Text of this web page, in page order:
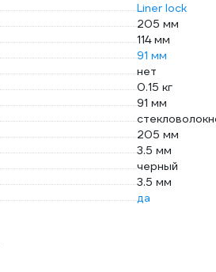
Liner lock
205 мм
114 мм
91 мм
нет
0.15 кг
91 мм
205 мм
3.5 мм
черный
3.5 мм
да